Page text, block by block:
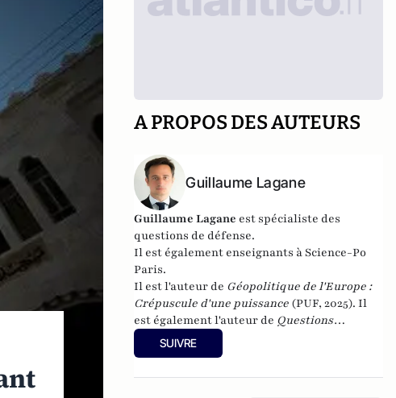
A PROPOS DES AUTEURS
Guillaume Lagane
Guillaume Lagane est spécialiste des
questions de défense.
Il est également enseignants à Science-Po
Paris.
Il est l'auteur de Géopolitique de l'Europe :
Crépuscule d'une puissance (PUF, 2025). Il
est également l'auteur de Questions
internationales en fiches
(cinquième édition)) et de
SUIVRE